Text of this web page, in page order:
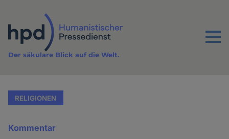
Inhalt
Menu
Der säkulare Blick auf die Welt.
RELIGIONEN
Kommentar